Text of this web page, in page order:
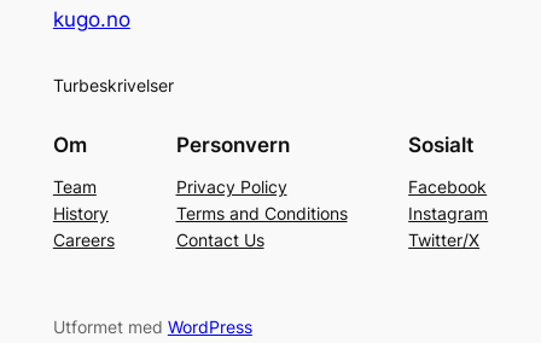
kugo.no
Turbeskrivelser
Om
Team
History
Careers
Personvern
Privacy Policy
Terms and Conditions
Contact Us
Sosialt
Facebook
Instagram
Twitter/X
Utformet med WordPress